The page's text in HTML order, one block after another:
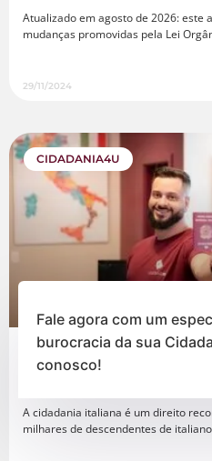
Atualizado em agosto de 2026:
mudanças promovidas pela Lei
29/11/2024
CIDADANIA4U
Descubra se você tem
italiana: quais os
A cidadania italiana é um direito
milhares de descendentes de
Fale agora com um
burocracia da sua
conosco!